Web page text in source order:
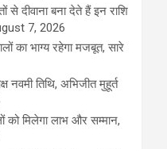
दीवाना बना देते हैं इन राशि
7, 2026
का भाग्य रहेगा मजबूत, सारे
तिथि, अभिजीत मुहूर्त
को मिलेगा लाभ और सम्मान,